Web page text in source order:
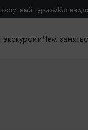
туризм
Чем